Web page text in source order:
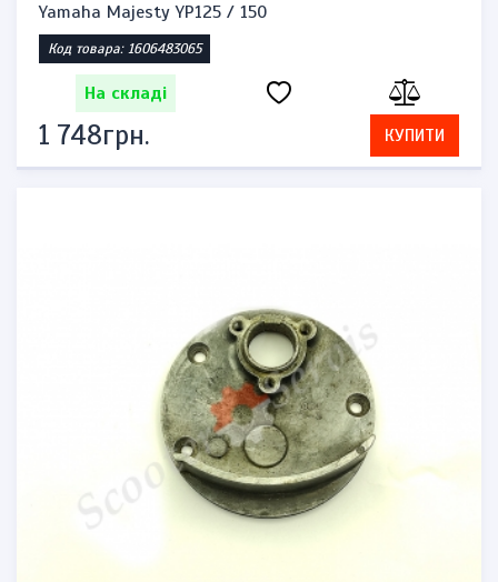
Yamaha Majesty YP125 / 150
Код товара: 1606483065
На складі
1 748грн. КУПИТИ